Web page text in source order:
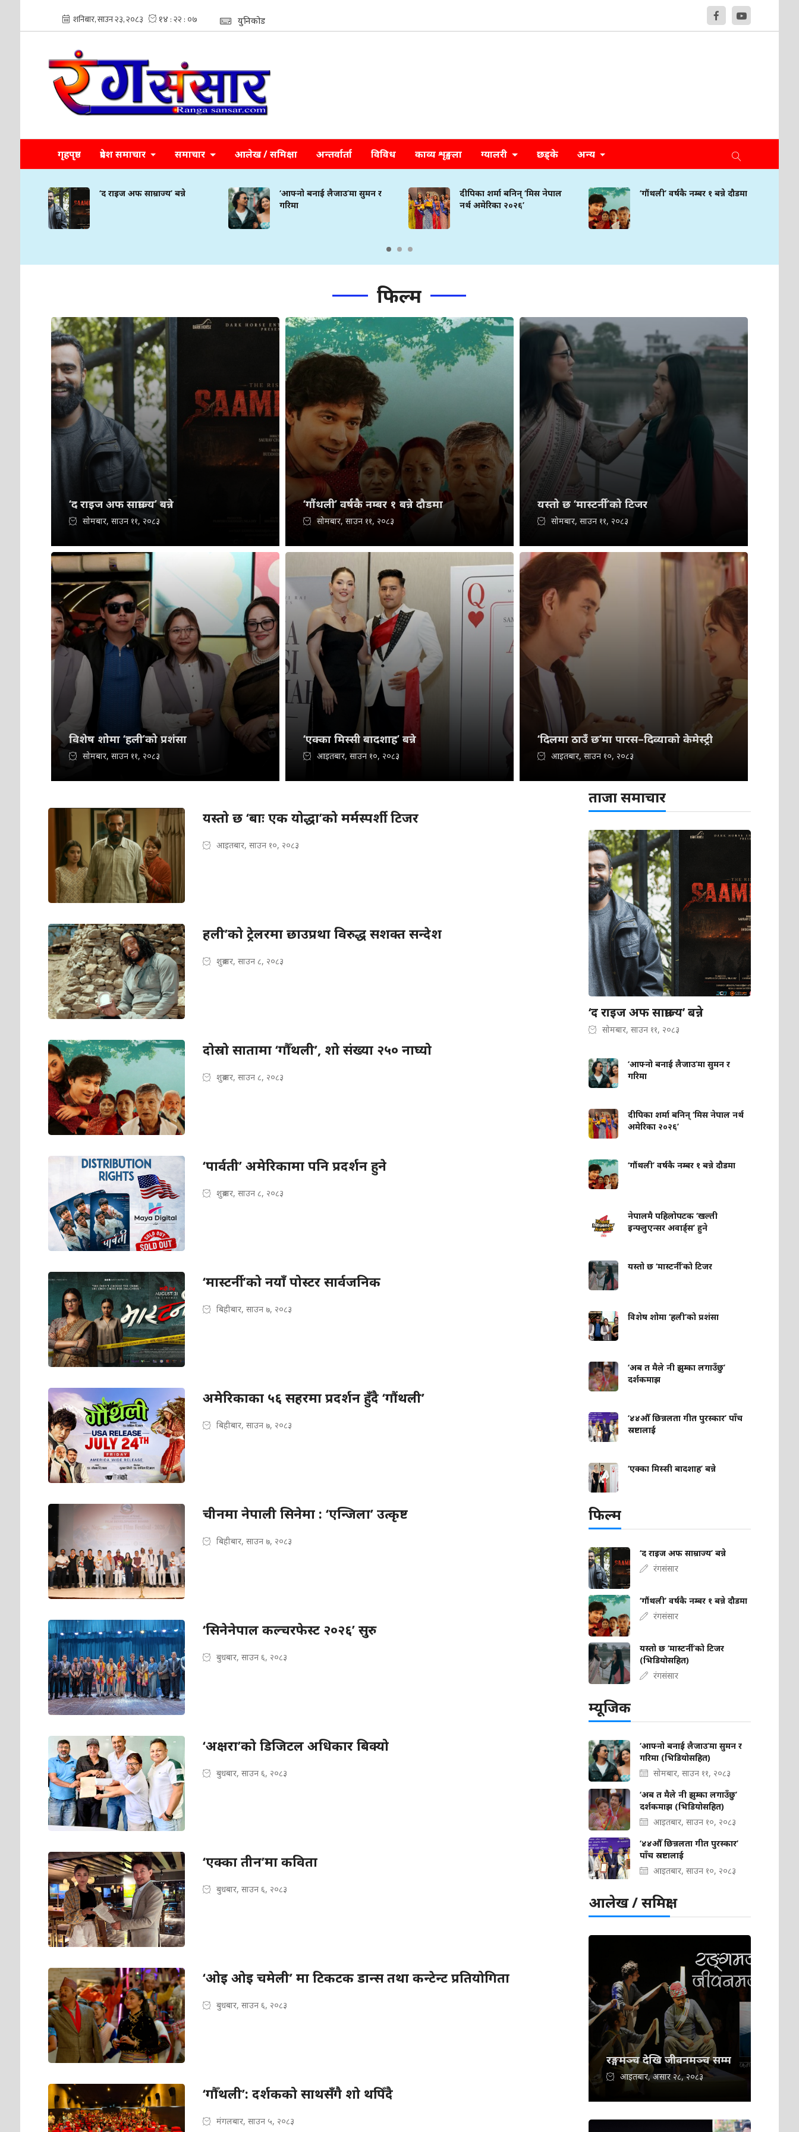
युनिकोड
गृहपृष्ठ प्रदेश समाचार समाचार आलेख / समिक्षा अन्तर्वार्ता विविध काव्य शृङ्खला ग्यालरी छड्के अन्य
‘द राइज अफ साम्राज्य’ बन्ने
‘आफ्नो बनाई लैजाउ’मा सुमन र
गरिमा
दीपिका शर्मा बनिन् ‘मिस नेपाल
नर्थ अमेरिका २०२६’
‘गौंथली’ वर्षकै नम्बर १ बन्ने दौडमा
फिल्म
‘द राइज अफ साम्राज्य’ बन्ने
सोमबार, साउन ११, २०८३
‘गौंथली’ वर्षकै नम्बर १ बन्ने दौडमा
सोमबार, साउन ११, २०८३
यस्तो छ ‘मास्टर्नी’को टिजर
सोमबार, साउन ११, २०८३
विशेष शोमा ‘हली’को प्रशंसा
सोमबार, साउन ११, २०८३
‘एक्का मिस्सी बादशाह’ बन्ने
आइतबार, साउन १०, २०८३
‘दिलमा ठाउँ छ’मा पारस–दिव्याको केमेस्ट्री
आइतबार, साउन १०, २०८३
यस्तो छ ‘बाः एक योद्धा’को मर्मस्पर्शी टिजर
आइतबार, साउन १०, २०८३
हली’को ट्रेलरमा छाउप्रथा विरुद्ध सशक्त सन्देश
शुक्रबार, साउन ८, २०८३
दोस्रो सातामा ‘गौँथली’, शो संख्या २५० नाघ्यो
शुक्रबार, साउन ८, २०८३
‘पार्वती’ अमेरिकामा पनि प्रदर्शन हुने
शुक्रबार, साउन ८, २०८३
‘मास्टर्नी’को नयाँ पोस्टर सार्वजनिक
बिहीबार, साउन ७, २०८३
अमेरिकाका ५६ सहरमा प्रदर्शन हुँदै ‘गौंथली’
बिहीबार, साउन ७, २०८३
चीनमा नेपाली सिनेमा : ‘एन्जिला’ उत्कृष्ट
बिहीबार, साउन ७, २०८३
‘सिनेनेपाल कल्चरफेस्ट २०२६’ सुरु
बुधबार, साउन ६, २०८३
‘अक्षरा’को डिजिटल अधिकार बिक्यो
बुधबार, साउन ६, २०८३
‘एक्का तीन’मा कविता
बुधबार, साउन ६, २०८३
‘ओइ ओइ चमेली’ मा टिकटक डान्स तथा कन्टेन्ट प्रतियोगिता
बुधबार, साउन ६, २०८३
‘गौँथली’: दर्शकको साथसँगै शो थपिँदै
मंगलबार, साउन ५, २०८३
ताजा समाचार
‘द राइज अफ साम्राज्य’ बन्ने
सोमबार, साउन ११, २०८३
‘आफ्नो बनाई लैजाउ’मा सुमन र
गरिमा
दीपिका शर्मा बनिन् ‘मिस नेपाल नर्थ
अमेरिका २०२६’
‘गौंथली’ वर्षकै नम्बर १ बन्ने दौडमा
नेपालमै पहिलोपटक ‘खल्ती
इन्फ्लुएन्सर अवार्ड्स’ हुने
यस्तो छ ‘मास्टर्नी’को टिजर
विशेष शोमा ‘हली’को प्रशंसा
‘अब त मैले नी झुम्का लगाउँछु’
दर्शकमाझ
‘४४औँ छिन्नलता गीत पुरस्कार’ पाँच
स्रष्टालाई
‘एक्का मिस्सी बादशाह’ बन्ने
फिल्म
‘द राइज अफ साम्राज्य’ बन्ने
रंगसंसार
‘गौंथली’ वर्षकै नम्बर १ बन्ने दौडमा
रंगसंसार
यस्तो छ ‘मास्टर्नी’को टिजर
(भिडियोसहित)
रंगसंसार
म्यूजिक
‘आफ्नो बनाई लैजाउ’मा सुमन र
गरिमा (भिडियोसहित)
सोमबार, साउन ११, २०८३
‘अब त मैले नी झुम्का लगाउँछु’
दर्शकमाझ (भिडियोसहित)
आइतबार, साउन १०, २०८३
‘४४औँ छिन्नलता गीत पुरस्कार’
पाँच स्रष्टालाई
आइतबार, साउन १०, २०८३
आलेख / समिक्षा
रङ्गमञ्च देखि जीवनमञ्च सम्म
आइतबार, असार २८, २०८३